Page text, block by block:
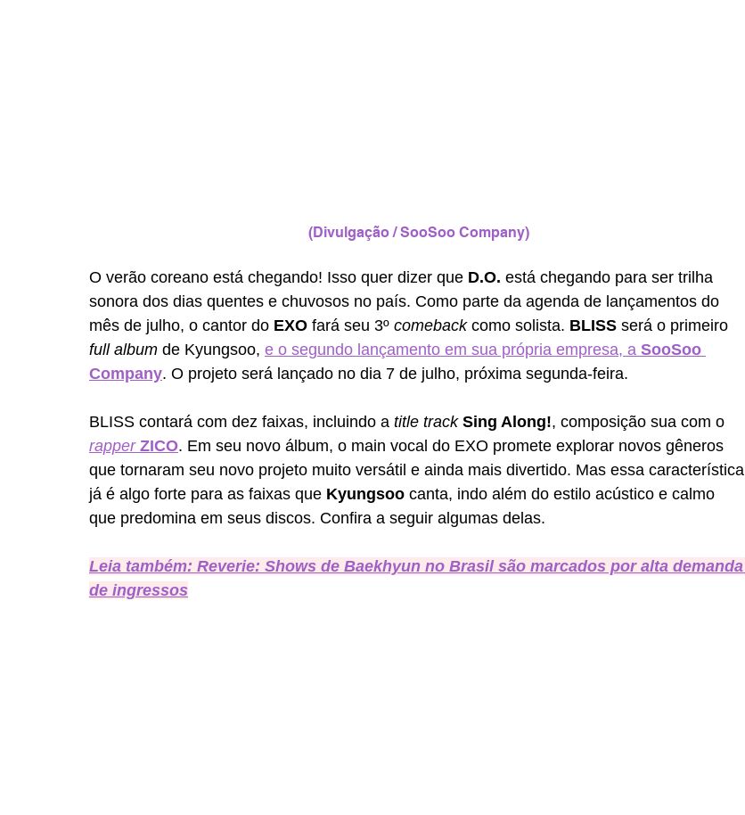
(Divulgação / SooSoo Company)
O verão coreano está chegando! Isso quer dizer que D.O. está chegando para ser trilha
sonora dos dias quentes e chuvosos no país. Como parte da agenda de lançamentos do
mês de julho, o cantor do EXO fará seu 3º comeback como solista. BLISS será o primeiro
full album de Kyungsoo, e o segundo lançamento em sua própria empresa, a SooSoo
Company. O projeto será lançado no dia 7 de julho, próxima segunda-feira.
BLISS contará com dez faixas, incluindo a title track Sing Along!, composição sua com o
rapper ZICO. Em seu novo álbum, o main vocal do EXO promete explorar novos gêneros
que tornaram seu novo projeto muito versátil e ainda mais divertido. Mas essa característica
já é algo forte para as faixas que Kyungsoo canta, indo além do estilo acústico e calmo
que predomina em seus discos. Confira a seguir algumas delas.
Leia também: Reverie: Shows de Baekhyun no Brasil são marcados por alta demanda
de ingressos